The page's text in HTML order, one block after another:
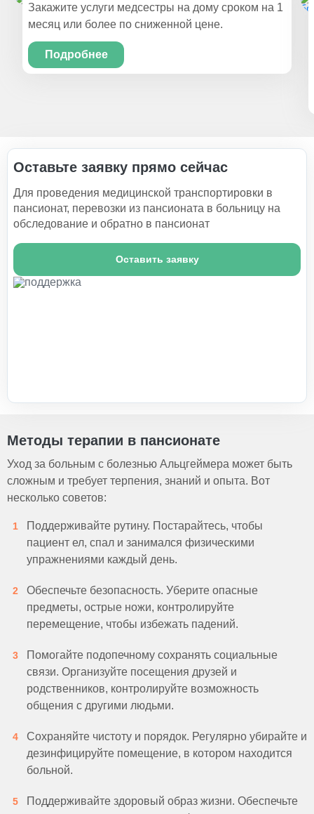
Закажите услуги медсестры на дому сроком на 1
месяц или более по сниженной цене.
Подробнее
Оставьте заявку прямо сейчас
Для проведения медицинской транспортировки в
пансионат, перевозки из пансионата в больницу на
обследование и обратно в пансионат
Оставить заявку
Методы терапии в пансионате
Уход за больным с болезнью Альцгеймера может быть
сложным и требует терпения, знаний и опыта. Вот
несколько советов:
Поддерживайте рутину. Постарайтесь, чтобы
пациент ел, спал и занимался физическими
упражнениями каждый день.
Обеспечьте безопасность. Уберите опасные
предметы, острые ножи, контролируйте
перемещение, чтобы избежать падений.
Помогайте подопечному сохранять социальные
связи. Организуйте посещения друзей и
родственников, контролируйте возможность
общения с другими людьми.
Сохраняйте чистоту и порядок. Регулярно убирайте и
дезинфицируйте помещение, в котором находится
больной.
Поддерживайте здоровый образ жизни. Обеспечьте